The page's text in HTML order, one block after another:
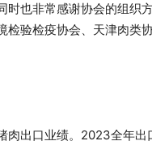
也非常感谢协会的组织
验检疫协会、天津肉类
出口业绩。2023全年